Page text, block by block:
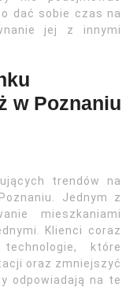
dać sobie czas na
jej z innymi
w Poznaniu
trendów na
Jednym z
mieszkaniami
Klienci coraz
które
oraz zmniejszyć
odpowiadają na te